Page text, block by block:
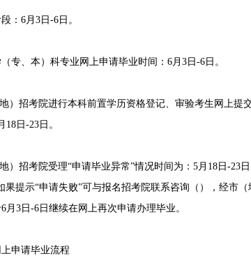
6月3日-6日。
、本）科专业网上申请毕业时间：6月3日-6日。
招考院进行本科前置学历资格登记、审验考生网上提
18日-23日。
招考院受理“申请毕业异常”情况时间为：5月18日-23日
果提示“申请失败”可与报名招考院联系咨询（ ），经市
月3日-6日继续在网上再次申请办理毕业。
请毕业流程